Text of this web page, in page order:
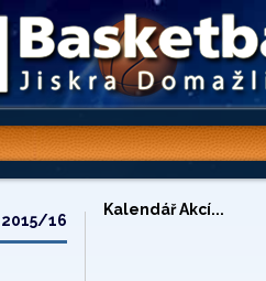
16
Kalendář Akcí...